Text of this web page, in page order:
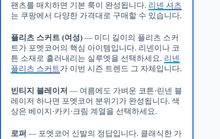
팬츠를 매치하면 기본 룩이 완성됩니다. 리넨 셔츠
는 쿠팡에서 다양한 가격대로 구매할 수 있습니다.
플리츠 스커트 (여성) — 미디 길이의 플리츠 스커
트가 포엣코어의 핵심 아이템입니다. 리넨이나 코
튼 소재로 흘러내리는 실루엣을 선택하세요. 리넨
플리츠 스커트가 이번 시즌 트렌드 그 자체입니다.
빈티지 블레이저 — 여름에도 가벼운 코튼·린넨 블
레이저 하나면 포엣코어 분위기가 완성됩니다. 색
상은 베이지·카키·크림 계열을 선택하세요.
로퍼 — 포엣코어 신발의 정답입니다. 클래식한 가